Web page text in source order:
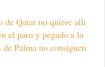
de Qatar no quiere allí
el paro y pegado a la
Palma no consiguen